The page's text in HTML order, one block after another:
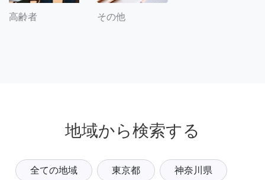
高齢者 その他
地域から検索する
全ての地域 東京都 神奈川県